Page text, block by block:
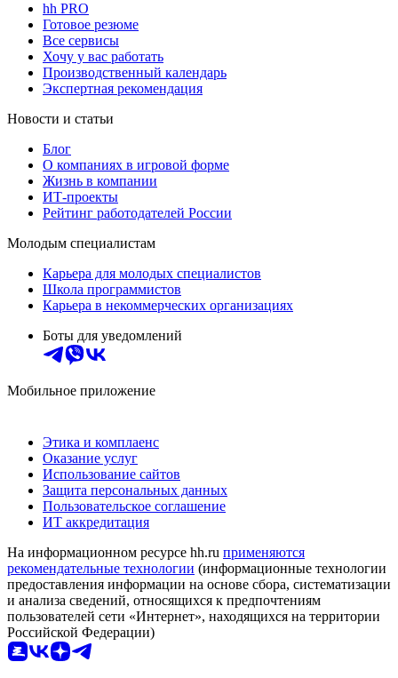
hh PRO
Готовое резюме
Все сервисы
Хочу у вас работать
Производственный календарь
Экспертная рекомендация
Новости и статьи
Блог
О компаниях в игровой форме
Жизнь в компании
ИТ-проекты
Рейтинг работодателей России
Молодым специалистам
Карьера для молодых специалистов
Школа программистов
Карьера в некоммерческих организациях
Боты для уведомлений
Мобильное приложение
Этика и комплаенс
Оказание услуг
Использование сайтов
Защита персональных данных
Пользовательское соглашение
ИТ аккредитация
На информационном ресурсе hh.ru применяются
рекомендательные технологии (информационные технологии
предоставления информации на основе сбора, систематизации
и анализа сведений, относящихся к предпочтениям
пользователей сети «Интернет», находящихся на территории
Российской Федерации)